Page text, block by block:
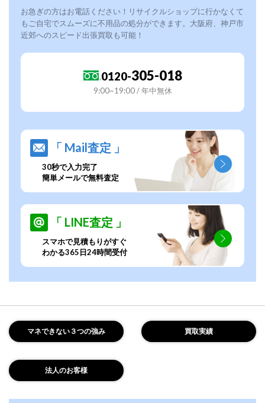
お急ぎの方はお電話ください！リサイクルショップに行かなくて
もご自宅でスムーズに不用品の処分ができます。大阪府、神戸市
近郊へのスピード出張買取も可能！
0120-305-018
9:00~19:00 / 年中無休
「 Mail査定 」
30秒で入力完了
簡単メールで無料査定
「 LINE査定 」
スマホで見積もりがすぐ
わかる365日24時間受付
マネできない３つの強み 買取実績
法人のお客様